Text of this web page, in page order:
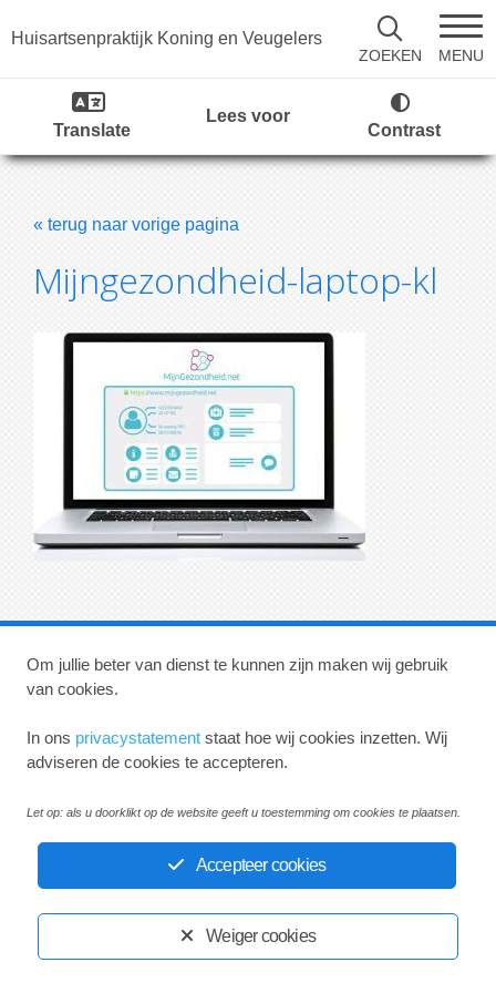
Huisartsenpraktijk Koning en Veugelers
ZOEKEN MENU
Translate
Lees voor
Contrast
« terug naar vorige pagina
Mijngezondheid-laptop-kl
Huisartsenpraktijk Koning en Veugelers
Privacystatement Disclaimer
Weiger cookies
Accepteer cookies
Om jullie beter van dienst te kunnen zijn maken wij gebruik
van cookies.
In ons privacystatement staat hoe wij cookies inzetten. Wij
adviseren de cookies te accepteren.
Let op: als u doorklikt op de website geeft u toestemming om cookies te plaatsen.